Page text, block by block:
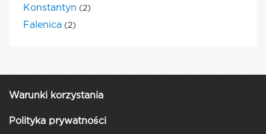
Konstantyn (2)
Falenica (2)
Warunki korzystania
Polityka prywatności